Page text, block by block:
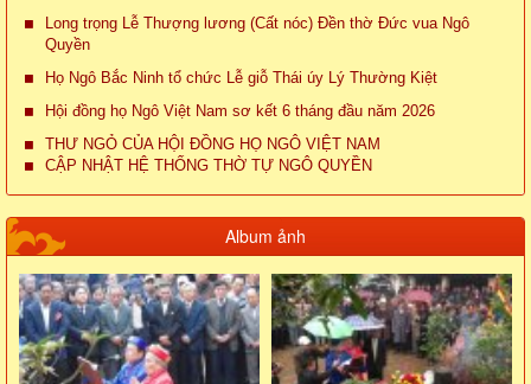
Long trọng Lễ Thượng lương (Cất nóc) Đền thờ Đức vua Ngô
Quyền
Họ Ngô Bắc Ninh tổ chức Lễ giỗ Thái úy Lý Thường Kiệt
Hội đồng họ Ngô Việt Nam sơ kết 6 tháng đầu năm 2026
THƯ NGỎ CỦA HỘI ĐỒNG HỌ NGÔ VIỆT NAM
CẬP NHẬT HỆ THỐNG THỜ TỰ NGÔ QUYỀN
Album ảnh